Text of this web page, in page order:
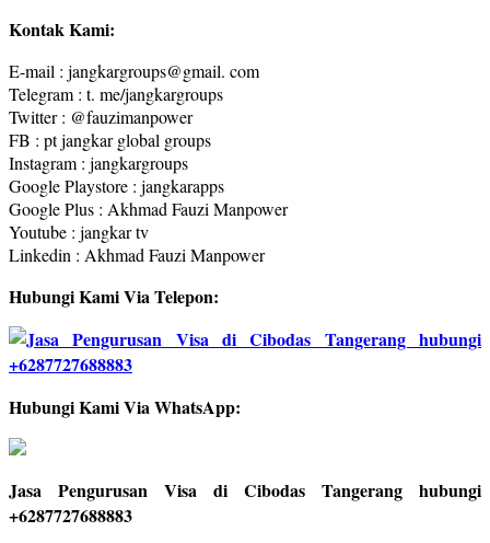
Kontak Kami:
E-mail : jangkargroups@gmail. com
Telegram : t. me/jangkargroups
Twitter : @fauzimanpower
FB : pt jangkar global groups
Instagram : jangkargroups
Google Playstore : jangkarapps
Google Plus : Akhmad Fauzi Manpower
Youtube : jangkar tv
Linkedin : Akhmad Fauzi Manpower
Hubungi Kami Via Telepon:
Hubungi Kami Via WhatsApp:
Jasa Pengurusan Visa di Cibodas Tangerang hubungi
+6287727688883